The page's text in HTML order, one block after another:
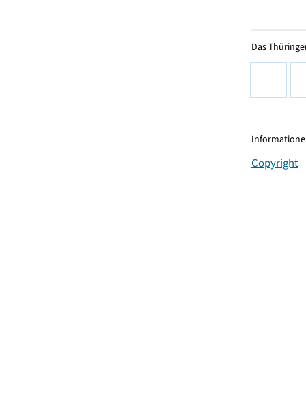
Das
Copyright